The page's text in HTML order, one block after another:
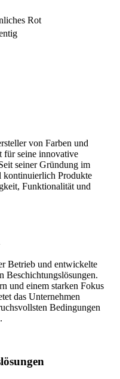
Rot
von Farben und
für seine innovative
seiner Gründung im
kontinuierlich Produkte
Funktionalität und
Betrieb und entwickelte
Beschichtungslösungen.
und einem starken Fokus
das Unternehmen
Bedingungen